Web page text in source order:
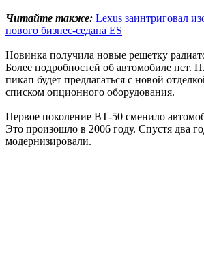
Читайте также: Lexus заинтриговал
нового бизнес-седана ES
Новинка получила новые решетку
Более подробностей об автомобиле нет.
пикап будет предлагаться с новой
списком опционного оборудования.
Первое поколение ВТ-50 сменило
Это произошло в 2006 году. Спустя два
модернизировали.